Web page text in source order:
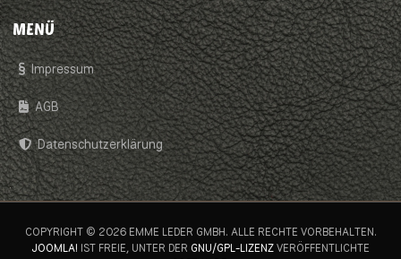
MENÜ
Impressum
AGB
Datenschutzerklärung
COPYRIGHT © 2026 EMME LEDER GMBH. ALLE RECHTE VORBEHALTEN.
JOOMLA! IST FREIE, UNTER DER GNU/GPL-LIZENZVERÖFFENTLICHTE